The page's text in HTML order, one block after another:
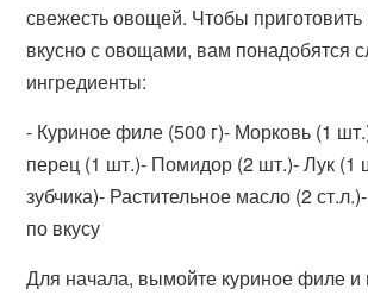
свежесть овощей. Чтобы
вкусно с овощами, вам понадобятся
ингредиенты:
- Куриное филе (500 г)- Морковь (1
перец (1 шт.)- Помидор (2 шт.)- Лук (1
зубчика)- Растительное масло (2
по вкусу
Для начала, вымойте куриное филе и